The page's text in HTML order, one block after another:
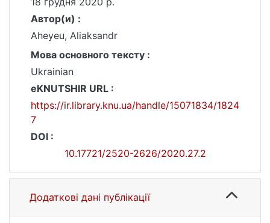
Автор(и) :
Aheyeu, Aliaksandr
Мова основного тексту :
Ukrainian
eKNUTSHIR URL :
https://ir.library.knu.ua/handle/15071834/1824
7
DOI :
10.17721/2520-2626/2020.27.2
Додаткові дані публікації